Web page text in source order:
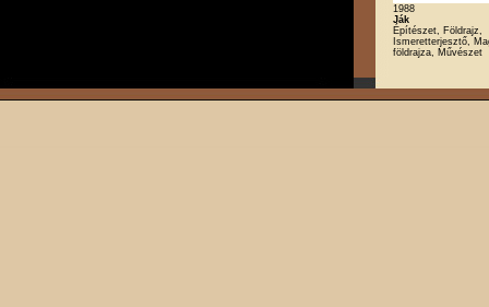
1988
Ják
Építészet, Földrajz,
Ismeretterjesztő,
földrajza, Művészet